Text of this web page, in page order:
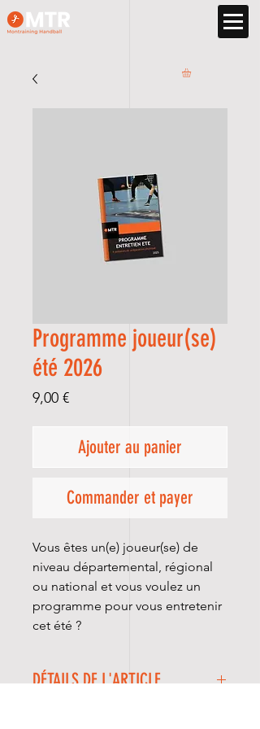
Programme joueur(se)
été 2026
9,00 €Prix
Ajouter au panier
Commander et payer
Vous êtes un(e) joueur(se) de
niveau départemental, régional
ou national et vous voulez un
programme pour vous entretenir
cet été ?
DÉTAILS DE L'ARTICLE